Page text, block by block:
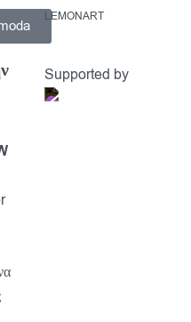
LEMONART
Supported by